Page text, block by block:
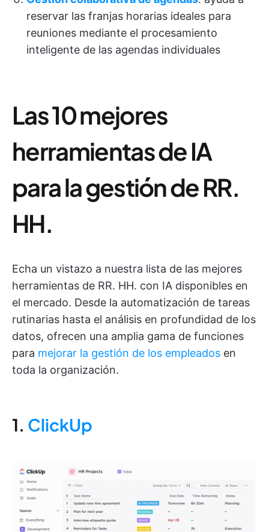
reservar las franjas horarias ideales para
reuniones mediante el procesamiento
inteligente de las agendas individuales
Las 10 mejores
herramientas de IA
para la gestión de RR.
HH.
Echa un vistazo a nuestra lista de las mejores
herramientas de RR. HH. con IA disponibles en
el mercado. Desde la automatización de tareas
rutinarias hasta el análisis en profundidad de los
datos, ofrecen una amplia gama de funciones
para mejorar la gestión de los empleados en
toda la organización.
1. ClickUp